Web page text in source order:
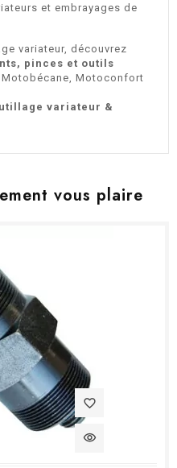
et embrayages de
variateur, découvrez
pinces et outils
Motoconfort
variateur &
vous plaire
favorite_border
visibility